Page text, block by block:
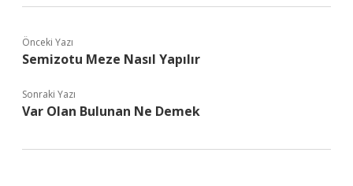
Önceki Yazı
Semizotu Meze Nasıl Yapılır
Sonraki Yazı
Var Olan Bulunan Ne Demek